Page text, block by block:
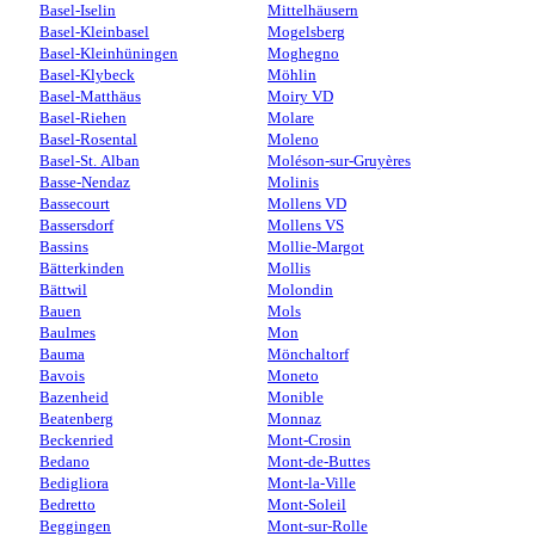
Basel-Iselin
Basel-Kleinbasel
Basel-Kleinhüningen
Basel-Klybeck
Basel-Matthäus
Basel-Riehen
Basel-Rosental
Basel-St. Alban
Basse-Nendaz
Bassecourt
Bassersdorf
Bassins
Bätterkinden
Bättwil
Bauen
Baulmes
Bauma
Bavois
Bazenheid
Beatenberg
Beckenried
Bedano
Bedigliora
Bedretto
Beggingen
Mittelhäusern
Mogelsberg
Moghegno
Möhlin
Moiry VD
Molare
Moleno
Moléson-sur-Gruyères
Molinis
Mollens VD
Mollens VS
Mollie-Margot
Mollis
Molondin
Mols
Mon
Mönchaltorf
Moneto
Monible
Monnaz
Mont-Crosin
Mont-de-Buttes
Mont-la-Ville
Mont-Soleil
Mont-sur-Rolle